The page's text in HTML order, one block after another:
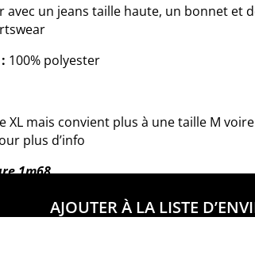
avec un jeans taille haute, un bonnet et
100% polyester
XL mais convient plus à une taille M
plus d’info
1m68
AJOUTER À LA LISTE